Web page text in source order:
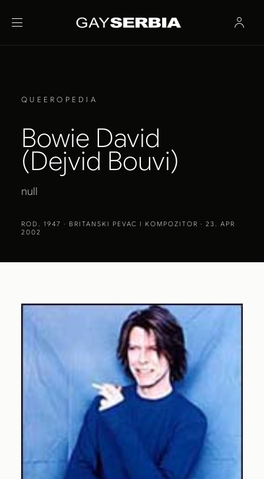
QUEEROPEDIA
Bowie David
(Dejvid Bouvi)
null
ROD. 1947 · BRITANSKI PEVAC I KOMPOZITOR · 23. APR
2002